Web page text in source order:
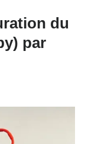
du
par